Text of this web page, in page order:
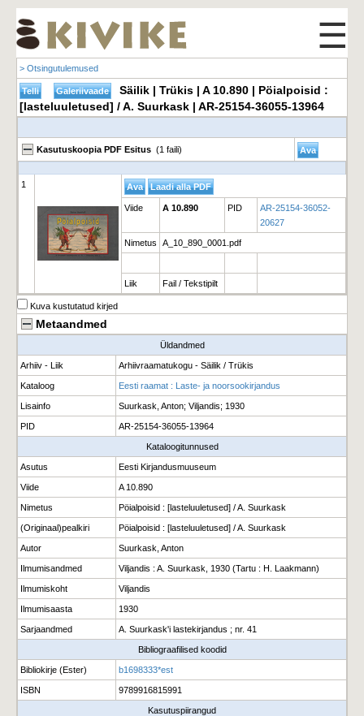
☰
> Otsingutulemused
Säilik | Trükis | A 10.890 | Pöialpoisid :
[lasteluuletused] / A. Suurkask | AR-25154-36055-13964
Kasutuskoopia PDF Esitus (1 faili)
1
Viide A 10.890 PID
AR-25154-36052-
20627
Nimetus A_10_890_0001.pdf
Liik Fail / Tekstipilt
Kuva kustutatud kirjed
Metaandmed
Üldandmed
Arhiiv - Liik Arhiivraamatukogu - Säilik / Trükis
Kataloog Eesti raamat : Laste- ja noorsookirjandus
Lisainfo Suurkask, Anton; Viljandis; 1930
PID AR-25154-36055-13964
Kataloogitunnused
Asutus Eesti Kirjandusmuuseum
Viide A 10.890
Nimetus Pöialpoisid : [lasteluuletused] / A. Suurkask
(Originaal)pealkiri Pöialpoisid : [lasteluuletused] / A. Suurkask
Autor Suurkask, Anton
Ilmumisandmed Viljandis : A. Suurkask, 1930 (Tartu : H. Laakmann)
Ilmumiskoht Viljandis
Ilmumisaasta 1930
Sarjaandmed A. Suurkask'i lastekirjandus ; nr. 41
Bibliograafilised koodid
Bibliokirje (Ester) b1698333*est
ISBN 9789916815991
Kasutuspiirangud